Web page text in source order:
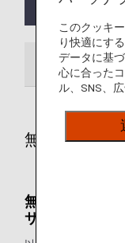
ので、あら
無料でお預か
無料でお預か
無料でお預か
サイズに関する
このクッキ
り快適にす
データに基
心に合った
ル、SNS、